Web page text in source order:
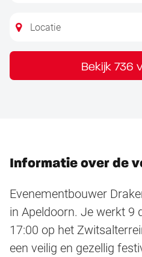
Bekijk 736
Informatie over de
Evenementbouwer
in Apeldoorn. Je werkt 9
17:00 op het
een veilig en gezellig